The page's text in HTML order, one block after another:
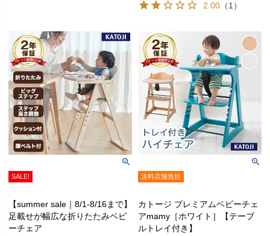
2.00 （1）
SALE!
【summer sale｜8/1-8/16まで】
足載せが幅広な折りたたみベビ
ーチェア
送料店舗負担
カトージ プレミアムベビーチェ
アmamy［ホワイト］【テーブ
ルトレイ付き】